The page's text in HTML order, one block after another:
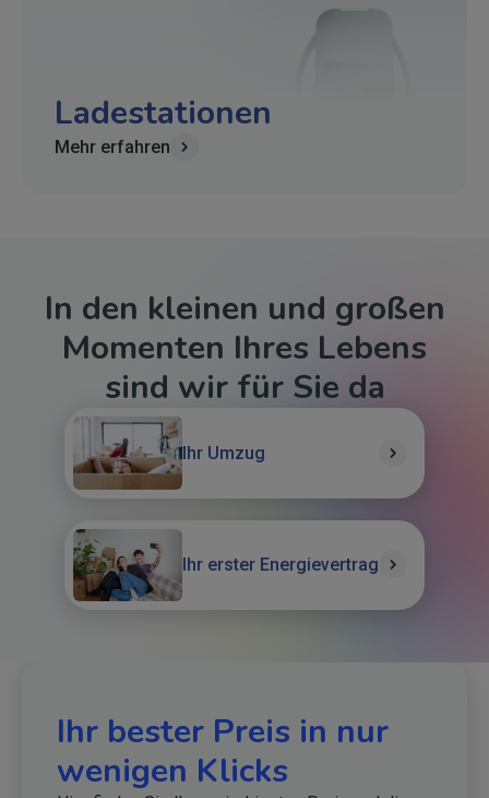
Ladestationen
Mehr erfahren
In den kleinen und großen
Momenten Ihres Lebens
sind wir für Sie da
Ihr Umzug
Ihr erster Energievertrag
Ihr bester Preis in nur
wenigen Klicks